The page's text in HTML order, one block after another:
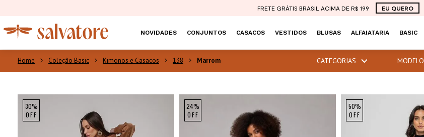
FRETE GRÁTIS BRASIL ACIMA DE R$ 199 EU QUERO
NOVIDADES CONJUNTOS CASACOS VESTIDOS BLUSAS ALFAIATARIA BASIC
Coleção Basic Kimonos e Casacos 138 Marrom CATEGORIAS MODELO
30%
OFF
24%
OFF
50%
OFF